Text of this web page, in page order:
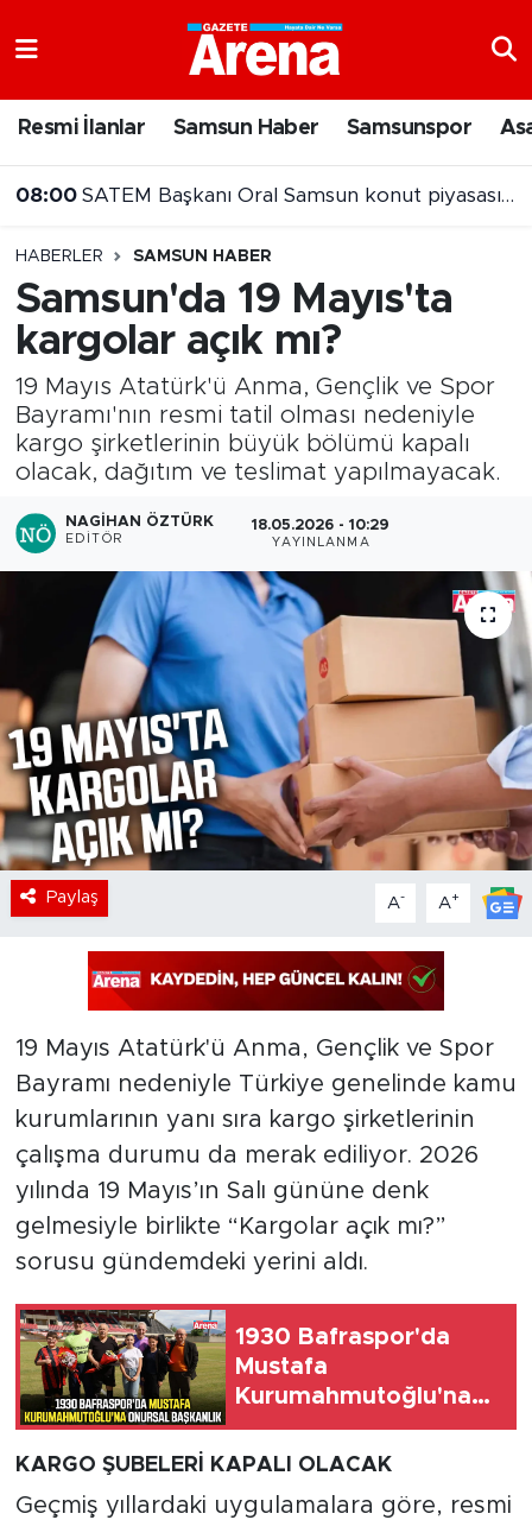
Resmi İlanlar Samsun Haber Samsunspor
08:00 SATEM Başkanı Oral Samsun konut piyasasını değerlendirdi
HABERLER SAMSUN HABER
Samsun'da 19 Mayıs'ta
kargolar açık mı?
19 Mayıs Atatürk'ü Anma, Gençlik ve Spor
Bayramı'nın resmi tatil olması nedeniyle
kargo şirketlerinin büyük bölümü kapalı
olacak, dağıtım ve teslimat yapılmayacak.
NAGIHAN ÖZTÜRK
EDITÖR
18.05.2026 - 10:29
YAYINLANMA
Paylaş A- A+
19 Mayıs Atatürk'ü Anma, Gençlik ve Spor
Bayramı nedeniyle Türkiye genelinde kamu
kurumlarının yanı sıra kargo şirketlerinin
çalışma durumu da merak ediliyor. 2026
yılında 19 Mayıs’ın Salı gününe denk
gelmesiyle birlikte “Kargolar açık mı?”
sorusu gündemdeki yerini aldı.
1930 Bafraspor'da
Mustafa
Kurumahmutoğlu'na
onursal başkanlık
KARGO ŞUBELERİ KAPALI OLACAK
Geçmiş yıllardaki uygulamalara göre, resmi
Samsun Namaz Vakitleri
Süper Lig Puan Durumu ve Fikstür
Tüm Manşetler
Son Dakika Haberleri
Haber Arşivi